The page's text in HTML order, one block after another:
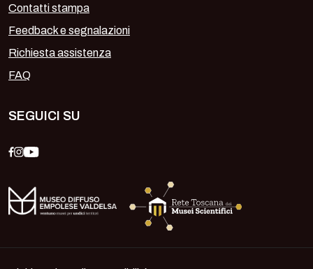
Contatti stampa
Feedback e segnalazioni
Richiesta assistenza
FAQ
SEGUICI SU